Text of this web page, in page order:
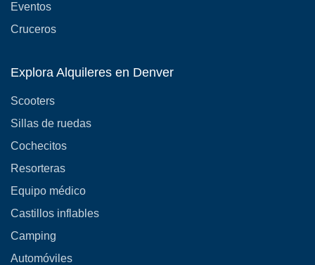
Eventos
Cruceros
Explora Alquileres en Denver
Scooters
Sillas de ruedas
Cochecitos
Resorteras
Equipo médico
Castillos inflables
Camping
Automóviles